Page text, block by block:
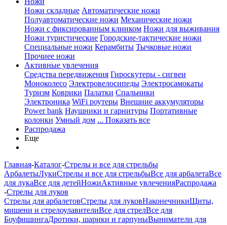
Ножи складные Автоматические ножи
Полуавтоматические ножи Механические ножи
Ножи с фиксированным клинком Ножи для выживания
Ножи туристические Городские-тактические ножи
Специальные ножи Керамбиты Тычковые ножи
Прочиее ножи
Активные увлечения
Средства передвижения Гироскутеры - сигвеи
Моноколесо Электровелосипеды Электросамокаты
Туризм Коврики Палатки Спальники
Электроника WiFi роутеры Внешние аккумуляторы
Power bank Наушники и гарнитуры Портативные
колонки Умный дом ... Показать все
Распродажа
Еще
Главная-Каталог-Стрелы и все для стрельбы
АрбалетыЛукиСтрелы и все для стрельбыВсе для арбалетаВсе
для лукаВсе для детейНожиАктивные увлеченияРаспродажа
-Стрелы для луков
Стрелы для арбалетовСтрелы для луковНаконечникиЩиты,
мишени и стрелоулавителиВсе для стрелВсе для
БоуфишингаДротики, шарики и гарпуныВыниматели для